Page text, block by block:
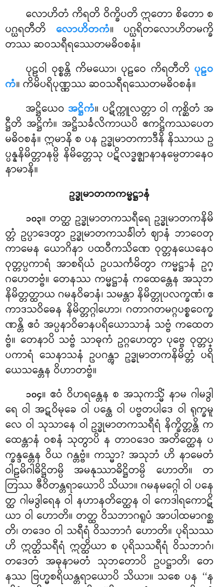
လောဟိတံ ကိရတိ ဝိက္ခိပတိ ဣတော စိတော စ
ပဂ္ဃရတီတိ လောဟိတကံ။ ပဂ္ဃရိတလောဟိတမက္ခိ
တဿ ဆဝသရီရဿေတမဓိဝစနံ။
ပုဠဝါ ဝုစ္စန္တိ ကိမယော၊ ပုဠဝေ ကိရတီတိ ပုဠဝ
ကံ။ ကိမိပရိပုဏ္ဏဿ ဆဝသရီရဿေတမဓိဝစနံ။
အဋ္ဌိယေဝ အဋ္ဌိကံ။ ပဋိက္ကူလတ္တာ ဝါ ကုစ္ဆိတံ အ
ဋ္ဌီတိ အဋ္ဌိကံ။ အဋ္ဌိသင်္ခလိကာယပိ ဧကဋ္ဌိကဿပေတ
မဓိဝစနံ။ ဣမာနိ စ ပန ဥဒ္ဓုမာတကာဒီနိ နိဿာယ ဥ
ပ္ပန္နနိမိတ္တာနမ္ပိ နိမိတ္တေသု ပဋိလဒ္ဓဇ္ဈာနာနမ္ပေတာနေဝ
နာမာနိ။
ဥဒ္ဓုမာတကကမ္မဋ္ဌာနံ
၁၀၃။ တတ္ထ ဥဒ္ဓုမာတကသရီရေ ဥဒ္ဓုမာတကနိမိ
တ္တံ ဥပ္ပာဒေတွာ ဥဒ္ဓုမာတကသင်္ခါတံ ဈာနံ ဘာဝေတု
ကာမေန ယောဂိနာ ပထဝီကသိဏေ ဝုတ္တနယေနေဝ
ဝုတ္တပ္ပကာရံ အာစရိယံ ဥပသင်္ကမိတွာ ကမ္မဋ္ဌာနံ ဥဂ္
ဂဟေတဗ္ဗံ။ တေနဿ ကမ္မဋ္ဌာနံ ကထေန္တေန အသုဘ
နိမိတ္တတ္ထာယ ဂမနဝိဓာနံ၊ သမန္တာ နိမိတ္တုပလက္ခဏံ၊ ဧ
ကာဒသဝိဓေန နိမိတ္တဂ္ဂါဟော၊ ဂတာဂတမဂ္ဂပစ္စဝေက္ခ
ဏန္တိ ဧဝံ အပ္ပနာဝိဓာနပရိယောသာနံ သဗ္ဗံ ကထေတ
ဗ္ဗံ။ တေနာပိ သဗ္ဗံ သာဓုကံ ဥဂ္ဂဟေတွာ ပုဗ္ဗေ ဝုတ္တပ္
ပကာရံ သေနာသနံ ဥပဂန္တွာ ဥဒ္ဓုမာတကနိမိတ္တံ ပရိ
ယေသန္တေန ဝိဟာတဗ္ဗံ။
၁၀၄။ ဧဝံ ဝိဟရန္တေန စ အသုကသ္မိံ နာမ ဂါမဒွါ
ရေ ဝါ အဋဝိမုခေ ဝါ ပန္ထေ ဝါ ပဗ္ဗတပါဒေ ဝါ ရုက္ခမူ
လေ ဝါ သုသာနေ ဝါ ဥဒ္ဓုမာတကသရီရံ နိက္ခိတ္တန္တိ က
ထေန္တာနံ ဝစနံ သုတွာပိ န တာဝဒေဝ အတိတ္ထေန ပ
က္ခန္ဒန္တေန ဝိယ ဂန္တဗ္ဗံ။ ကသ္မာ? အသုဘံ ဟိ နာမေတံ
ဝါဠမိဂါဓိဋ္ဌိတမ္ပိ အမနုဿာဓိဋ္ဌိတမ္ပိ ဟောတိ။ တ
တြဿ ဇီဝိတန္တရာယောပိ သိယာ။ ဂမနမဂ္ဂေါ ဝါ ပနေ
တ္ထ ဂါမဒွါရေန ဝါ နဟာနတိတ္ထေန ဝါ ကေဒါရကောဋိ
ယာ ဝါ ဟောတိ။ တတ္ထ ဝိသဘာဂရူပံ အာပါထမာဂစ္ဆ
တိ၊ တဒေဝ ဝါ သရီရံ ဝိသဘာဂံ ဟောတိ။ ပုရိသဿ
ဟိ ဣတ္ထိသရီရံ ဣတ္ထိယာ စ ပုရိသသရီရံ ဝိသဘာဂံ၊
တဒေတံ အဓုနာမတံ သုဘတောပိ ဥပဋ္ဌာတိ၊ တေ
နဿ ဗြဟ္မစရိယန္တရာယောပိ သိယာ။ သစေ ပန ‘‘န